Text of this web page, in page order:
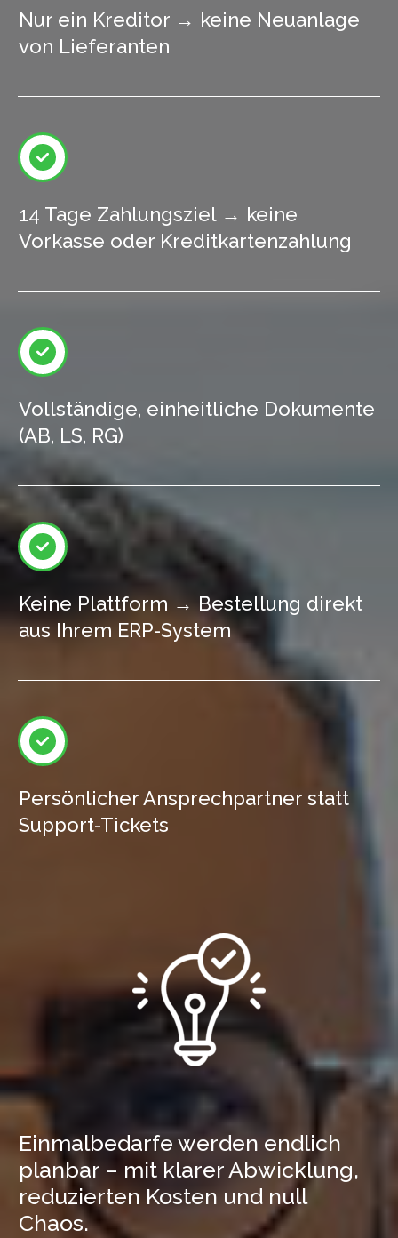
Nur ein Kreditor → keine Neuanlage
von Lieferanten
14 Tage Zahlungsziel → keine
Vorkasse oder Kreditkartenzahlung
Vollständige, einheitliche Dokumente
(AB, LS, RG)
Keine Plattform → Bestellung direkt
aus Ihrem ERP-System
Persönlicher Ansprechpartner statt
Support-Tickets
Einmalbedarfe werden endlich
planbar – mit klarer Abwicklung,
reduzierten Kosten und null
Chaos.